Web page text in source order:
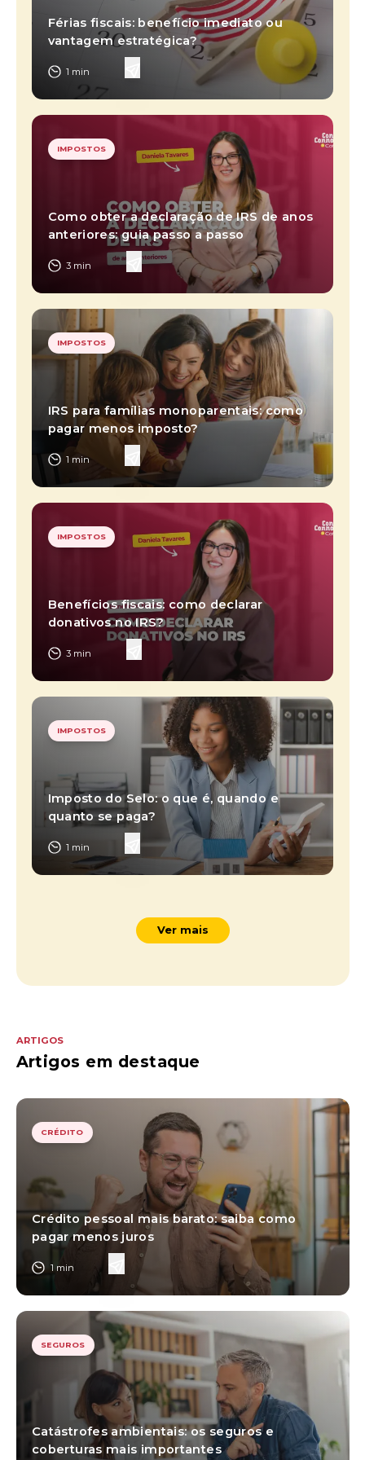
Férias fiscais: benefício imediato ou
vantagem estratégica?
1 min
IMPOSTOS
Como obter a declaração de IRS de anos
anteriores: guia passo a passo
3 min
IMPOSTOS
IRS para famílias monoparentais: como
pagar menos imposto?
1 min
IMPOSTOS
Benefícios fiscais: como declarar
donativos no IRS?
3 min
IMPOSTOS
Imposto do Selo: o que é, quando e
quanto se paga?
1 min
Ver mais
ARTIGOS
Artigos em destaque
CRÉDITO
Crédito pessoal mais barato: saiba como
pagar menos juros
1 min
SEGUROS
Catástrofes ambientais: os seguros e
coberturas mais importantes